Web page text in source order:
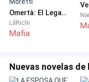
—¿A ti? —soltó una
hacerte a ti, lo que
lengua por la cara a
Dante crujió los
otro paso.
Omertà: El Legado De Los Moretti
LilRichi
Mafia
Nuevas novelas